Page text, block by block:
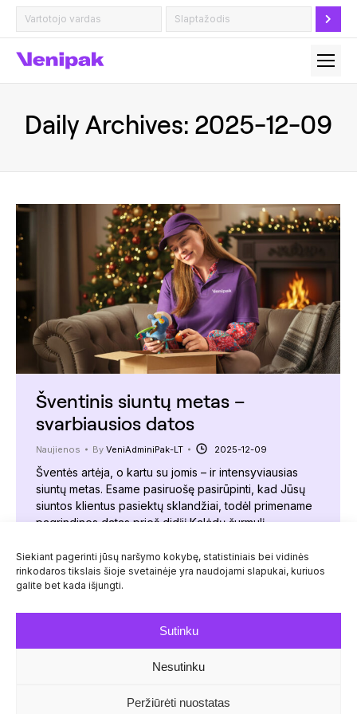
Siekiant pagerinti jūsų naršymo kokybę, statistiniais bei vidinės
rinkodaros tikslais šioje svetainėje yra naudojami slapukai, kuriuos
galite bet kada išjungti.
Sutinku
Nesutinku
Peržiūrėti nuostatas
Daily Archives: 2025-12-09
Šventinis siuntų metas –
svarbiausios datos
Naujienos By VeniAdminiPak-LT 2025-12-09
Šventės artėja, o kartu su jomis – ir intensyviausias
siuntų metas. Esame pasiruošę pasirūpinti, kad Jūsų
siuntos klientus pasiektų sklandžiai, todėl primename
pagrindines datas prieš didįjį Kalėdų šurmulį.
pristatymas Pristatymas iki švenčių (12.24) Gruodžio 18
d. (ketvirtadienis) + + + Gruodžio 19 d. (penktadienis)
+ + + Gruodžio 22 d.…